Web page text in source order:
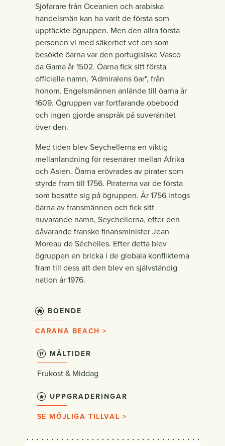
Sjöfarare från Oceanien och arabiska
handelsmän kan ha varit de första som
upptäckte ögruppen. Men den allra första
personen vi med säkerhet vet om som
besökte öarna var den portugisiske Vasco
da Gama år 1502. Öarna fick sitt första
officiella namn, "Admiralens öar", från
honom. Engelsmännen anlände till öarna år
1609. Ögruppen var fortfarande obebodd
och ingen gjorde anspråk på suveränitet
över den.
Med tiden blev Seychellerna en viktig
mellanlandning för resenärer mellan Afrika
och Asien. Öarna erövrades av pirater som
styrde fram till 1756. Piraterna var de första
som bosatte sig på ögruppen. År 1756 intogs
öarna av fransmännen och fick sitt
nuvarande namn, Seychellerna, efter den
dåvarande franske finansminister Jean
Moreau de Séchelles. Efter detta blev
ögruppen en bricka i de globala konflikterna
fram till dess att den blev en självständig
nation år 1976.
BOENDE
CARANA BEACH >
MÅLTIDER
Frukost & Middag
UPPGRADERINGAR
SE MÖJLIGA TILLVAL >